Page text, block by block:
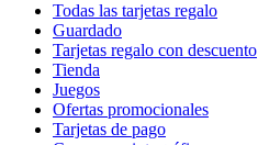
Todas las tarjetas regalo
Guardado
Tarjetas regalo con descuento
Tienda
Juegos
Ofertas promocionales
Tarjetas de pago